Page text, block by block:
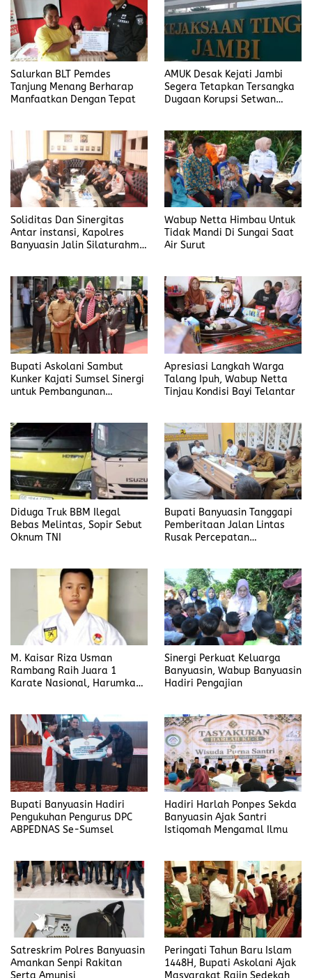
Salurkan BLT Pemdes
Tanjung Menang Berharap
Manfaatkan Dengan Tepat
AMUK Desak Kejati Jambi
Segera Tetapkan Tersangka
Dugaan Korupsi Setwan
Soliditas Dan Sinergitas
Antar instansi, Kapolres
Banyuasin Jalin Silaturahmi
Wabup Netta Himbau Untuk
Tidak Mandi Di Sungai Saat
Air Surut
Bupati Askolani Sambut
Kunker Kajati Sumsel Sinergi
untuk Pembangunan
Apresiasi Langkah Warga
Talang Ipuh, Wabup Netta
Tinjau Kondisi Bayi Telantar
Diduga Truk BBM Ilegal
Bebas Melintas, Sopir Sebut
Oknum TNI
Bupati Banyuasin Tanggapi
Pemberitaan Jalan Lintas
Rusak Percepatan
M. Kaisar Riza Usman
Rambang Raih Juara 1
Karate Nasional, Harumkan
Sinergi Perkuat Keluarga
Banyuasin, Wabup Banyuasin
Hadiri Pengajian
Bupati Banyuasin Hadiri
Pengukuhan Pengurus DPC
ABPEDNAS Se-Sumsel
Hadiri Harlah Ponpes Sekda
Banyuasin Ajak Santri
Istiqomah Mengamal Ilmu
Satreskrim Polres Banyuasin
Amankan Senpi Rakitan
Serta Amunisi
Peringati Tahun Baru Islam
1448H, Bupati Askolani Ajak
Masyarakat Rajin Sedekah